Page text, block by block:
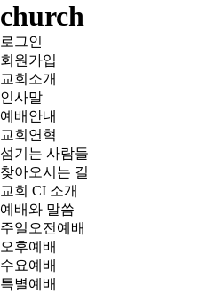
church
로그인
회원가입
교회소개
인사말
예배안내
교회연혁
섬기는 사람들
찾아오시는 길
교회 CI 소개
예배와 말씀
주일오전예배
오후예배
수요예배
특별예배